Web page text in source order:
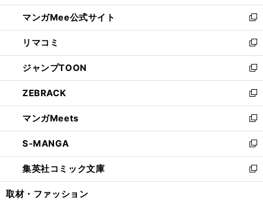
開
く
ン
ド
ウ
で
開
く
ウ
ィ
ン
ド
ウ
で
開
く
し
い
ウ
ィ
ン
ド
ウ
で
開
く
マンガMee公式サイト
新
し
い
ウ
ィ
ン
ド
ウ
で
開
く
リマコミ
新
し
い
ウ
ィ
ン
ド
ウ
で
開
く
ジャンプTOON
新
し
い
ウ
ィ
ン
ド
ウ
で
開
ZEBRACK
新
し
い
ウ
ィ
ン
ド
ウ
マンガMeets
新
し
い
ウ
ィ
ン
S-MANGA
新
し
い
ウ
集英社コミック文庫
新
し
取材・ファッション